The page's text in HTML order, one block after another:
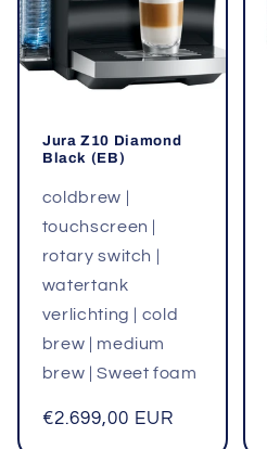
Jura Z10 Diamond
Black (EB)
coldbrew |
touchscreen |
rotary switch |
watertank
verlichting | cold
brew | medium
brew | Sweet foam
Normale
€2.699,00 EUR